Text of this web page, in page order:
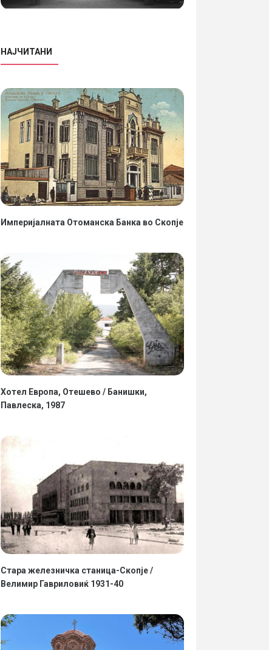
НАЈЧИТАНИ
Империјалната Отоманска Банка во Скопје
Хотел Европа, Отешево / Банишки,
Павлеска, 1987
Стара железничка станица-Скопје /
Велимир Гавриловиќ 1931-40